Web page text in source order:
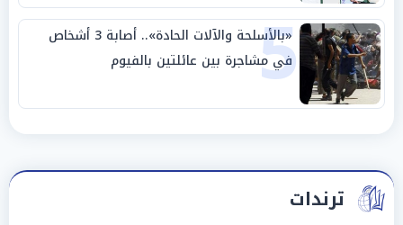
5
«بالأسلحة والآلات الحادة».. أصابة 3 أشخاص
في مشاجرة بين عائلتين بالفيوم
ترندات